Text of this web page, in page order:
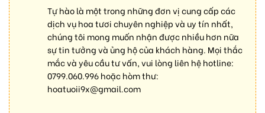
Tự hào là một trong những đơn vị cung cấp các
dịch vụ hoa tươi chuyên nghiệp và uy tín nhất,
chúng tôi mong muốn nhận được nhiều hơn nữa
sự tin tưởng và ủng hộ của khách hàng. Mọi thắc
mắc và yêu cầu tư vấn, vui lòng liên hệ hotline:
0799.060.996hoặc hòm thư:
hoatuoii9x@gmail.com